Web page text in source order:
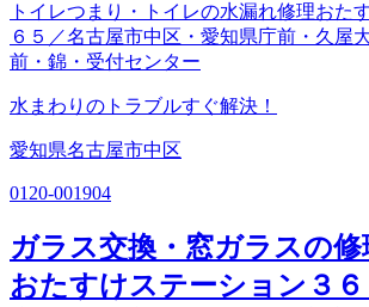
トイレつまり・トイレの水漏れ修理おた
６５／名古屋市中区・愛知県庁前・久屋
前・錦・受付センター
水まわりのトラブルすぐ解決！
愛知県名古屋市中区
0120-001904
ガラス交換・窓ガラスの修
おたすけステーション３